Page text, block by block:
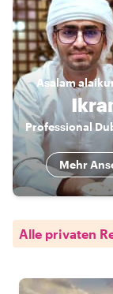
Asalam
Mehr
Alle privaten